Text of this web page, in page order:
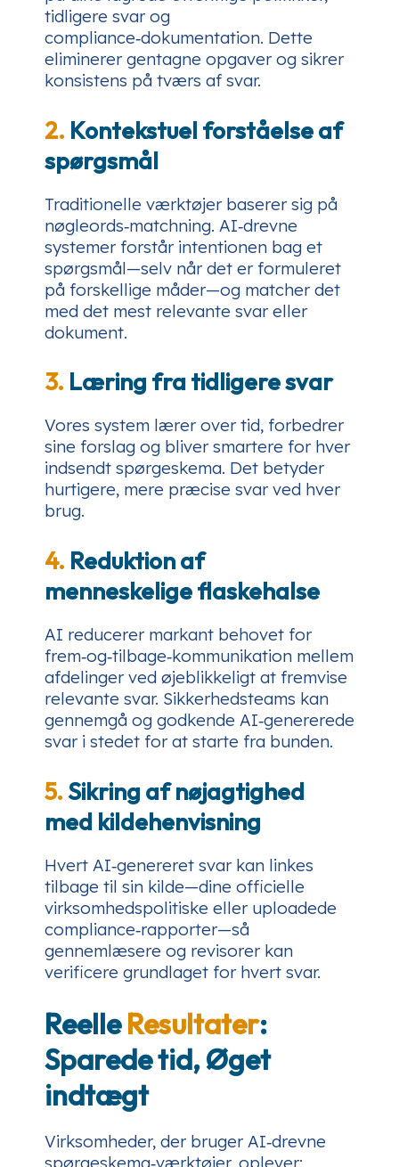
tidligere svar og
compliance‑dokumentation. Dette
eliminerer gentagne opgaver og sikrer
konsistens på tværs af svar.
2. Kontekstuel forståelse af
spørgsmål
Traditionelle værktøjer baserer sig på
nøgleords‑matchning. AI‑drevne
systemer forstår intentionen bag et
spørgsmål—selv når det er formuleret
på forskellige måder—og matcher det
med det mest relevante svar eller
dokument.
3. Læring fra tidligere svar
Vores system lærer over tid, forbedrer
sine forslag og bliver smartere for hver
indsendt spørgeskema. Det betyder
hurtigere, mere præcise svar ved hver
brug.
4. Reduktion af
menneskelige flaskehalse
AI reducerer markant behovet for
frem‑og‑tilbage‑kommunikation mellem
afdelinger ved øjeblikkeligt at fremvise
relevante svar. Sikkerhedsteams kan
gennemgå og godkende AI‑genererede
svar i stedet for at starte fra bunden.
5.Sikring af nøjagtighed
med kildehenvisning
Hvert AI‑genereret svar kan linkes
tilbage til sin kilde—dine officielle
virksomhedspolitiske eller uploadede
compliance‑rapporter—så
gennemlæsere og revisorer kan
verificere grundlaget for hvert svar.
ReelleResultater:
Sparede tid, Øget
indtægt
Virksomheder, der bruger AI‑drevne